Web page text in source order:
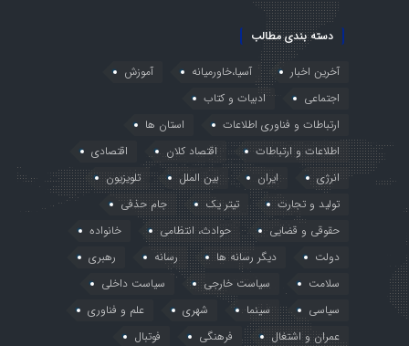
دسته بندی مطالب
آخرین اخبار آسیا،خاورمیانه
آموزش
اجتماعی
ادبیات و کتاب
ارتباطات و فناوری اطلاعات
استان ها
اطلاعات و ارتباطات
اقتصاد کلان
اقتصادی
انرژی
ایران بین الملل
تلویزیون
تولید و تجارت
تیتر یک
جام حذفی
حقوقی و قضایی
حوادث، انتظامی
خانواده
دولت
دیگر رسانه ها رسانه
رهبری
سلامت
سیاست خارجی
سیاست داخلی
سیاسی
سینما شهری
علم و فناوری
عمران و اشتغال
فرهنگی
فوتبال